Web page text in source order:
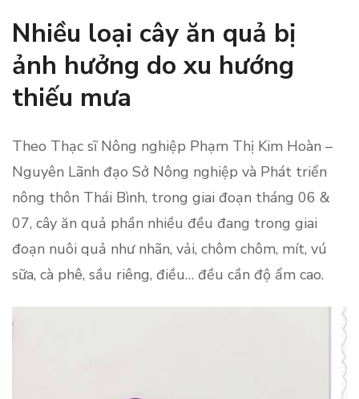
Nhiều loại cây ăn quả bị
ảnh hưởng do xu hướng
thiếu mưa
Theo Thạc sĩ Nông nghiệp Phạm Thị Kim Hoàn –
Nguyên Lãnh đạo Sở Nông nghiệp và Phát triển
nông thôn Thái Bình, trong giai đoạn tháng 06 &
07, cây ăn quả phần nhiều đều đang trong giai
đoạn nuôi quả như nhãn, vải, chôm chôm, mít, vú
sữa, cà phê, sầu riêng, điều… đều cần độ ẩm cao.